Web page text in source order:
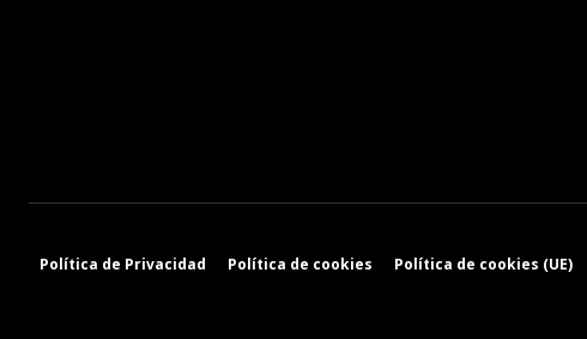
Política de Privacidad Política de cookies Política de cookies (UE)